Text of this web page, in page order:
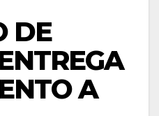
DE
A